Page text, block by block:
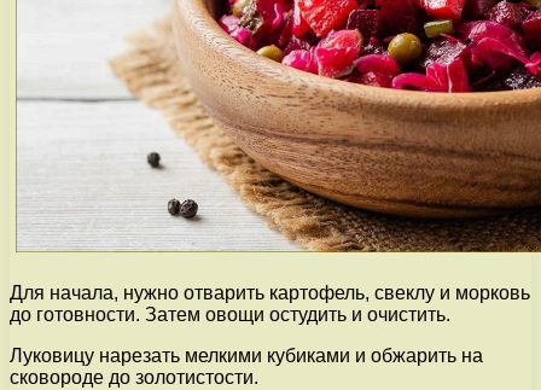
Для начала, нужно отварить картофель, свеклу и морковь
до готовности. Затем овощи остудить и очистить.
Луковицу нарезать мелкими кубиками и обжарить на
сковороде до золотистости.